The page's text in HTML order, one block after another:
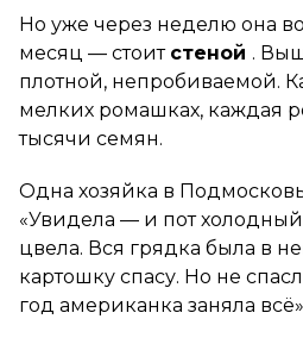
Но уже через неделю она
месяц — стоит стеной .
плотной, непробиваемой.
мелких ромашках, каждая
тысячи семян.
Одна хозяйка в
«Увидела — и пот
цвела. Вся грядка была в
картошку спасу. Но не
год американка заняла